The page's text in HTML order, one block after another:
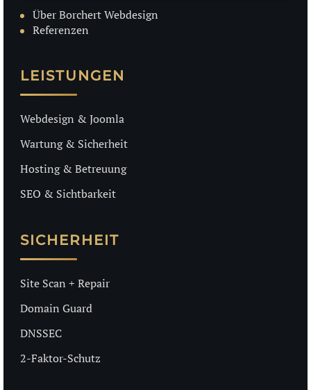
Über Borchert Webdesign
Referenzen
LEISTUNGEN
Webdesign & Joomla
Wartung & Sicherheit
Hosting & Betreuung
SEO & Sichtbarkeit
SICHERHEIT
Site Scan + Repair
Domain Guard
DNSSEC
2-Faktor-Schutz